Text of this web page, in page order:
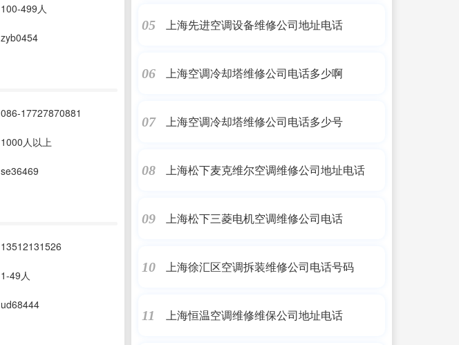
100-499人
zyb0454
086-17727870881
1000人以上
se36469
13512131526
1-49人
ud68444
05 上海先进空调设备维修公司地址电话
06 上海空调冷却塔维修公司电话多少啊
07 上海空调冷却塔维修公司电话多少号
08 上海松下麦克维尔空调维修公司地址电话
09 上海松下三菱电机空调维修公司电话
10 上海徐汇区空调拆装维修公司电话号码
11 上海恒温空调维修维保公司地址电话